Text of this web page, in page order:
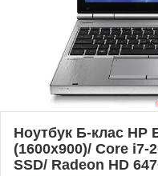
Ноутбук Б-клас HP
(1600x900)/ Core i7-
SSD/ Radeon HD